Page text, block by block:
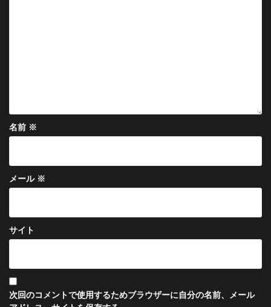
名前 ※
メール ※
サイト
次回のコメントで使用するためブラウザーに自分の名前、メール